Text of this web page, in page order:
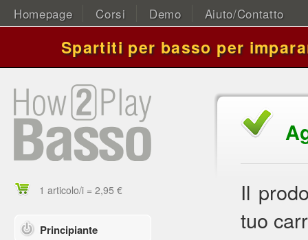
Homepage Corsi Demo Aiuto/Contatto
Spartiti per basso per
1 articolo/i = 2,95 €
Principiante
Il
tuo